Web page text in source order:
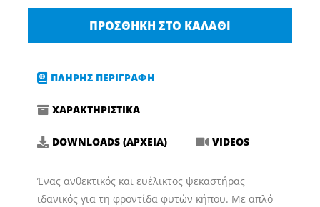
Προπιέσεως
Χρήσης
ποσότητα
ΠΡΟΣΘΉΚΗ ΣΤΟ ΚΑΛΆΘΙ
ΠΛΗΡΗΣ ΠΕΡΙΓΡΑΦΗ
ΧΑΡΑΚΤΗΡΙΣΤΙΚΑ
DOWNLOADS (ΑΡΧΕΙΑ) VIDEOS
Ένας ανθεκτικός και ευέλικτος ψεκαστήρας
ιδανικός για τη φροντίδα φυτών κήπου. Με απλό